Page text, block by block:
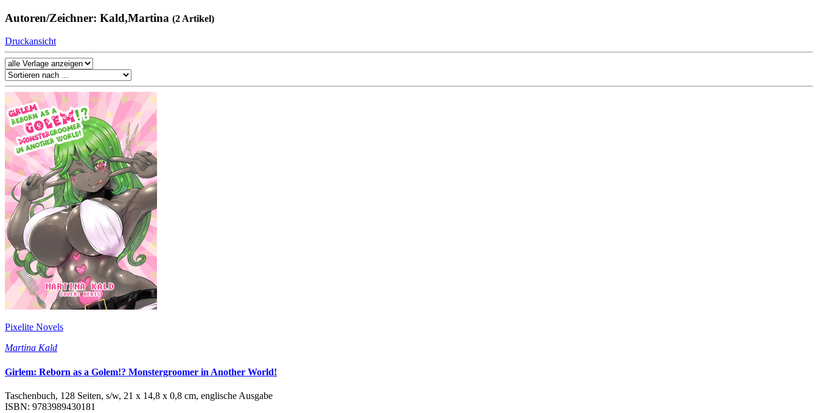
Autoren/Zeichner: Kald,Martina (2 Artikel)
Druckansicht
Pixelite Novels
Martina Kald
Girlem: Reborn as a Golem!? Monstergroomer in Another World!
Taschenbuch, 128 Seiten, s/w, 21 x 14,8 x 0,8 cm, englische Ausgabe
ISBN: 9783989430181